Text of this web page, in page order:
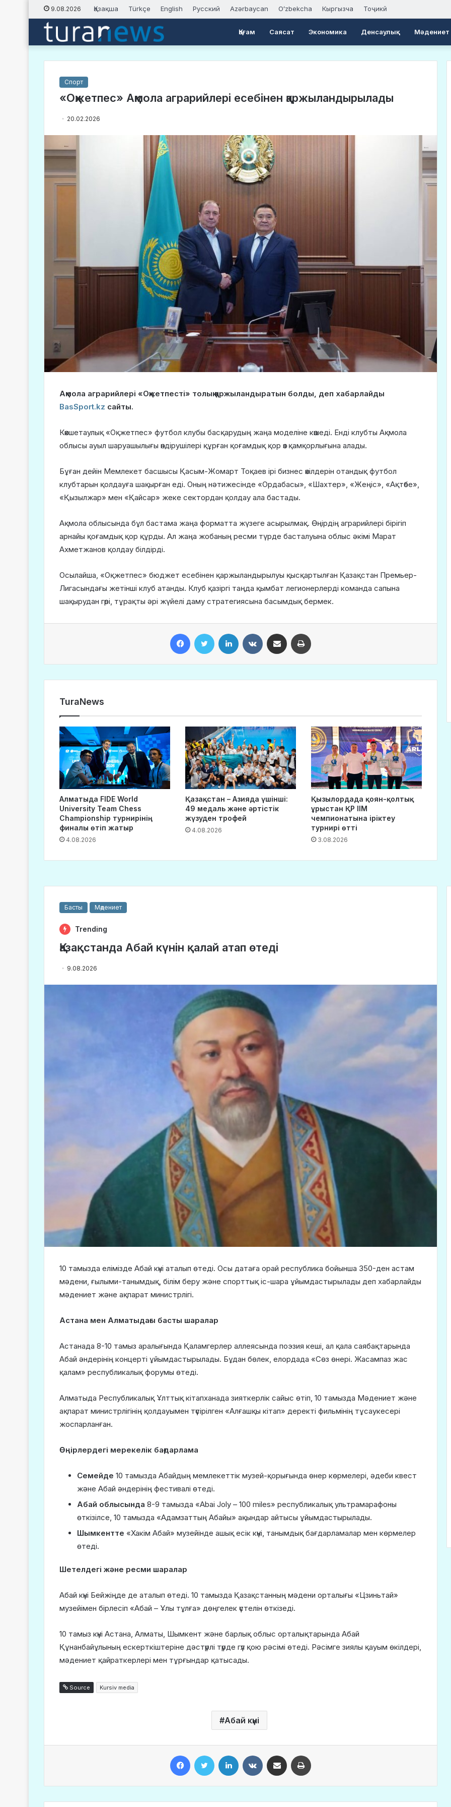
9.08.2026 Қазақша Türkçe English Русский Azərbaycan Oʻzbekcha Кыргызча Тоҷикӣ
Қоғам Саясат Экономика Денсаулық Мәдениет
Спорт
«Оқжетпес» Ақмола аграрийлері есебінен қаржыландырылады
20.02.2026
Ақмола аграрийлері «Оқжетпесті» толық қаржыландыратын болды, деп хабарлайды
BasSport.kz сайты.
Көкшетаулық «Оқжетпес» футбол клубы басқарудың жаңа моделіне көшеді. Енді клубты Ақмола
облысы ауыл шаруашылығы өндірушілері құрған қоғамдық қор өз қамқорлығына алады.
Бұған дейін Мемлекет басшысы Қасым-Жомарт Тоқаев ірі бизнес өкілдерін отандық футбол
клубтарын қолдауға шақырған еді. Оның нәтижесінде «Ордабасы», «Шахтер», «Жеңіс», «Ақтөбе»,
«Қызылжар» мен «Қайсар» жеке сектордан қолдау ала бастады.
Ақмола облысында бұл бастама жаңа форматта жүзеге асырылмақ. Өңірдің аграрийлері бірігіп
арнайы қоғамдық қор құрды. Ал жаңа жобаның ресми түрде басталуына облыс әкімі Марат
Ахметжанов қолдау білдірді.
Осылайша, «Оқжетпес» бюджет есебінен қаржыландырылуы қысқартылған Қазақстан Премьер-
Лигасындағы жетінші клуб атанды. Клуб қазіргі таңда қымбат легионерлерді команда сапына
шақырудан гөрі, тұрақты әрі жүйелі даму стратегиясына басымдық бермек.
TuraNews
Алматыда FIDE World
University Team Chess
Championship турнирінің
финалы өтіп жатыр
4.08.2026
Қазақстан – Азияда үшінші:
49 медаль және әртістік
жүзуден трофей
4.08.2026
Қызылордада қоян-қолтық
ұрыстан ҚР ІІМ
чемпионатына іріктеу
турнирі өтті
3.08.2026